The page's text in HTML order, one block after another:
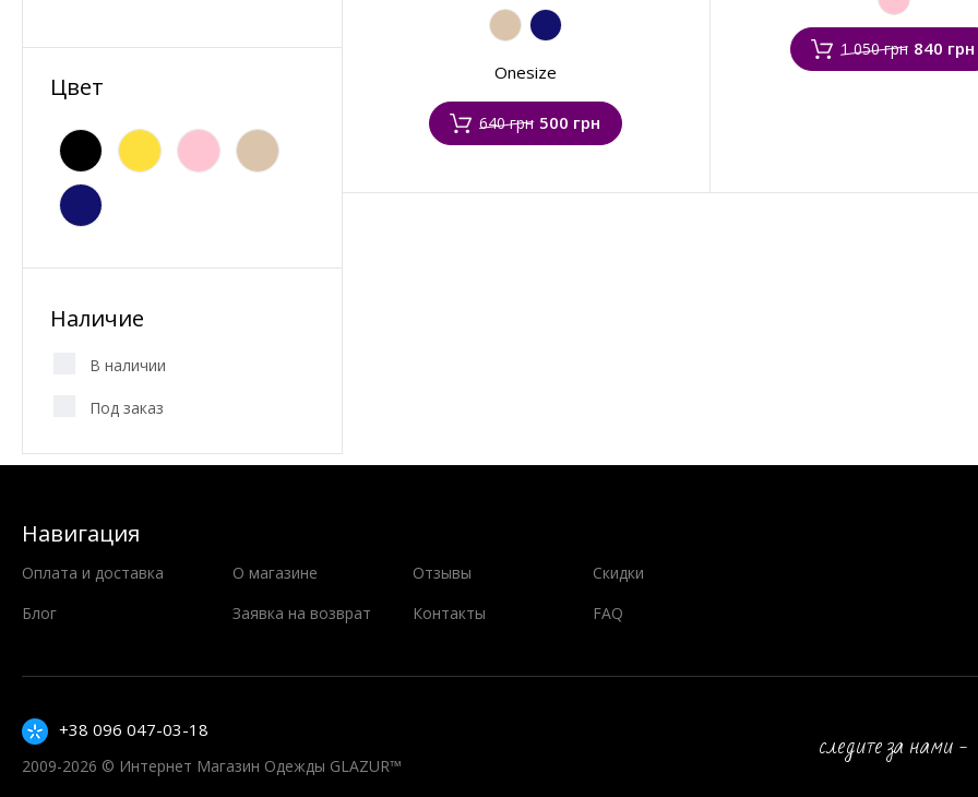
Цвет
Наличие
В наличии
Под заказ
Onesize
640 грн 500 грн
1 050 грн 840 грн
Навигация
Оплата и доставка О магазине Отзывы
Скидки
Блог
Заявка на возврат Контакты FAQ
+38 096 047-03-18
2009-2026 © Интернет Магазин Одежды GLAZUR™ следите за нами -